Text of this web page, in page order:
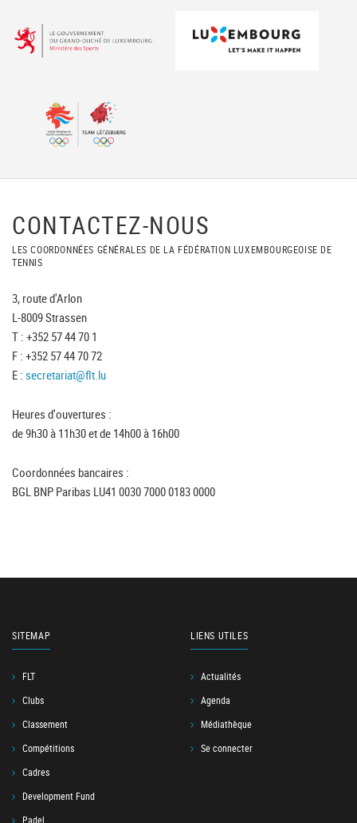
CONTACTEZ-NOUS
LES COORDONNÉES GÉNÉRALES DE LA FÉDÉRATION LUXEMBOURGEOISE DE
TENNIS
3, route d'Arlon
L-8009 Strassen
T : +352 57 44 70 1
F : +352 57 44 70 72
E : secretariat@flt.lu
Heures d'ouvertures :
de 9h30 à 11h30 et de 14h00 à 16h00
Coordonnées bancaires :
BGL BNP Paribas LU41 0030 7000 0183 0000
SITEMAP
FLT
Clubs
Classement
Compétitions
Cadres
Development Fund
Padel
LIENS UTILES
Actualités
Agenda
Médiathèque
Se connecter